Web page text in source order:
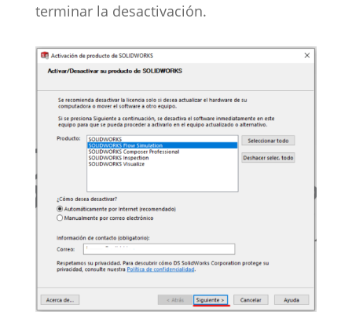
terminar la desactivación.